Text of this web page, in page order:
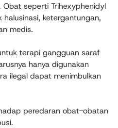
Obat seperti Trihexyphenidyl
ketergantungan,
medis.
terapi gangguan saraf
hanya digunakan
ilegal dapat menimbulkan
peredaran obat-obatan